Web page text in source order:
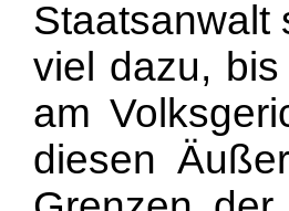
Staatsanwalt
viel dazu,
am
diesen